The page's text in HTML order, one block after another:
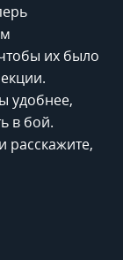
их было
удобнее,
в бой.
расскажите,